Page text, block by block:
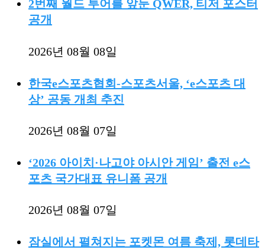
2번째 월드 투어를 앞둔 QWER, 티저 포스터
공개
2026년 08월 08일
한국e스포츠협회-스포츠서울, ‘e스포츠 대
상’ 공동 개최 추진
2026년 08월 07일
‘2026 아이치·나고야 아시안 게임’ 출전 e스
포츠 국가대표 유니폼 공개
2026년 08월 07일
잠실에서 펼쳐지는 포켓몬 여름 축제, 롯데타